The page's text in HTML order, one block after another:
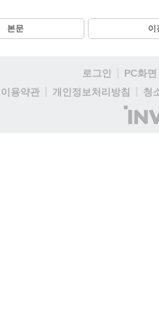
본문 이
로그인 PC화면
이용약관
개인정보처리방침 청